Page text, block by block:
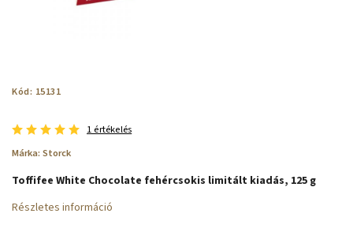
Kód: 15131
1 értékelés
Márka: Storck
Toffifee White Chocolate fehércsokis limitált kiadás, 125 g
Részletes információ